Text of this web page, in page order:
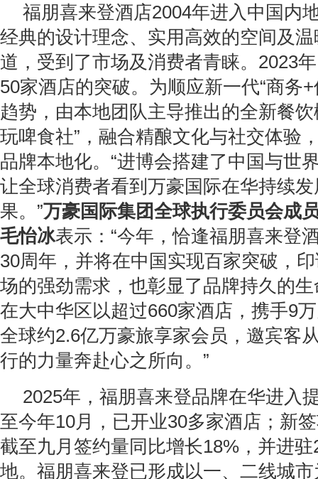
福朋喜来登酒店2004年进入中国内
经典的设计理念、实用高效的空间及
道，受到了市场及消费者青睐。2023
50家酒店的突破。为顺应新一代“商务
趋势，由本地团队主导推出的全新餐饮
玩啤食社”，融合精酿文化与社交体验
品牌本地化。 “进博会搭建了中国与世
让全球消费者看到万豪国际在华持续
果。”万豪国际集团全球执行委员会成
毛怡冰表示：“今年，恰逢福朋喜来登
30周年，并将在中国实现百家突破，
场的强劲需求，也彰显了品牌持久的
在大中华区以超过660家酒店，携手9
全球约2.6亿万豪旅享家会员，邀宾客
行的力量奔赴心之所向。”
2025年，福朋喜来登品牌在华进入
至今年10月，已开业30多家酒店；新
截至九月签约量同比增长18%，并进
地。福朋喜来登已形成以一、二线城